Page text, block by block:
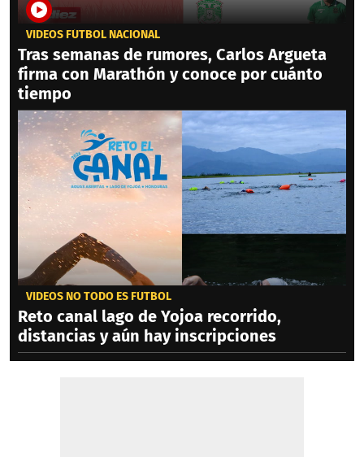
VIDEOS FÚTBOL NACIONAL
Tras semanas de rumores, Carlos Argueta
firma con Marathón y conoce por cuánto
tiempo
VIDEOS NO TODO ES FÚTBOL
Reto canal lago de Yojoa recorrido,
distancias y aún hay inscripciones